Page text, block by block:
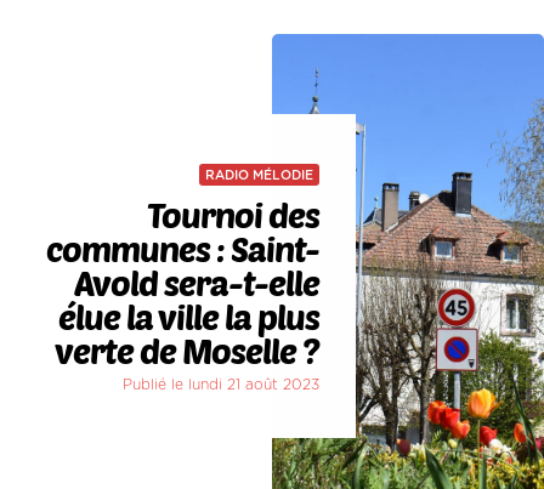
RADIO MÉLODIE
Tournoi des
communes : Saint-
Avold sera-t-elle
élue la ville la plus
verte de Moselle ?
Publié le lundi 21 août 2023